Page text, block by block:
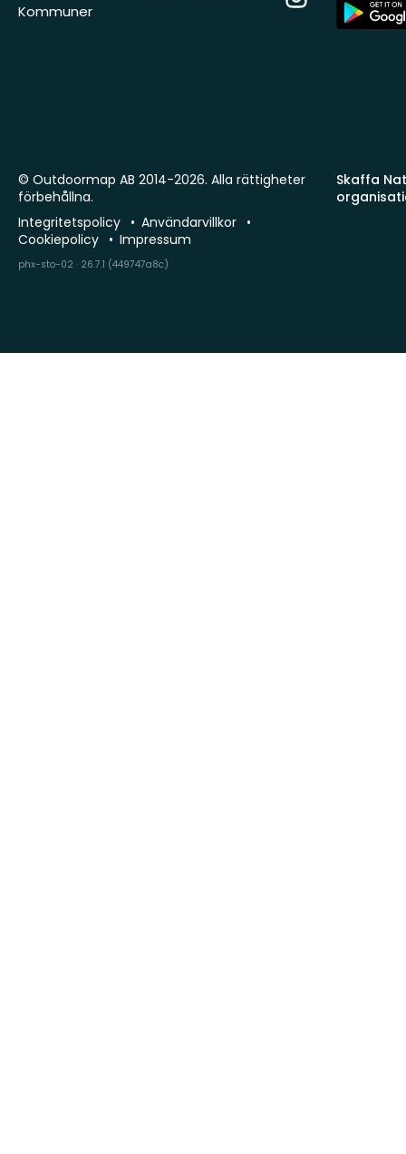
Kommuner
App
Store
Skaffa
© Outdoormap AB 2014-2026. Alla rättigheter
förbehållna.
Integritetspolicy
Användarvillkor
Cookiepolicy
Impressum
phx-sto-02 · 26.7.1 (449747a8c)